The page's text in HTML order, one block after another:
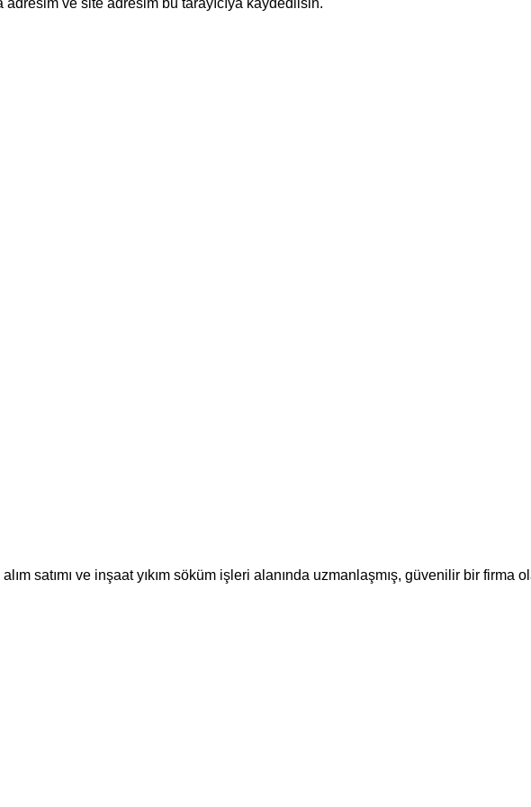
adresim ve site adresim bu tarayıcıya kaydedilsin.
satımı ve inşaat yıkım söküm işleri alanında uzmanlaşmış, güvenilir bir firma